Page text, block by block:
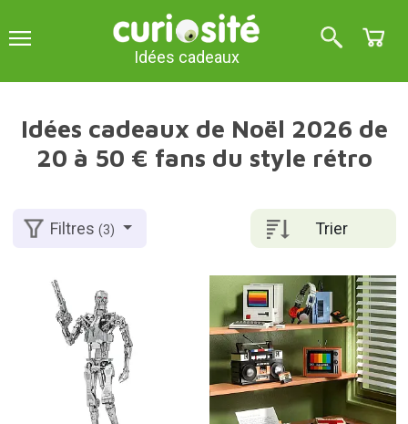
Idées cadeaux
Idées cadeaux de Noël 2026 de
20 à 50 € fans du style rétro
Trier
Filtres(3)